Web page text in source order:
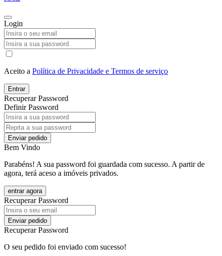
Login
Aceito a Política de Privacidade e Termos de serviço
Entrar
Recuperar Password
Definir Password
Enviar pedido
Bem Vindo
Parabéns! A sua password foi guardada com sucesso. A partir de
agora, terá aceso a imóveis privados.
entrar agora
Recuperar Password
Enviar pedido
Recuperar Password
O seu pedido foi enviado com sucesso!